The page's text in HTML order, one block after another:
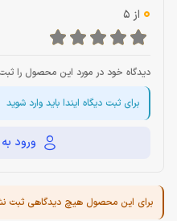
0 از 5
دیدگاه خود در مورد این محصول را
برای ثبت دیگاه ایندا باید وارد شوید
ورود
برای این محصول هیچ دیدگاهی ثبت